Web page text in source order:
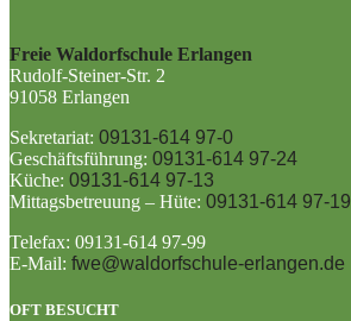
Freie Waldorfschule Erlangen
Rudolf-Steiner-Str. 2
91058 Erlangen
Sekretariat: 09131-614 97-0
Geschäftsführung: 09131-614 97-24
Küche: 09131-614 97-13
Mittagsbetreuung – Hüte: 09131-614 97-19
Telefax: 09131-614 97-99
E-Mail: fwe@waldorfschule-erlangen.de
OFT BESUCHT